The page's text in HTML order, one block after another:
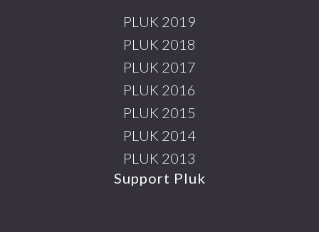
PLUK 2019
PLUK 2018
PLUK 2017
PLUK 2016
PLUK 2015
PLUK 2014
PLUK 2013
Support Pluk